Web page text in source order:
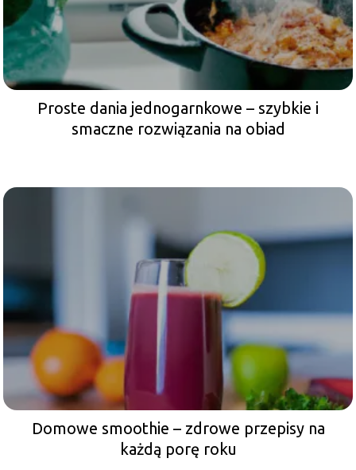
Proste dania jednogarnkowe – szybkie i
smaczne rozwiązania na obiad
Domowe smoothie – zdrowe przepisy na
każdą porę roku